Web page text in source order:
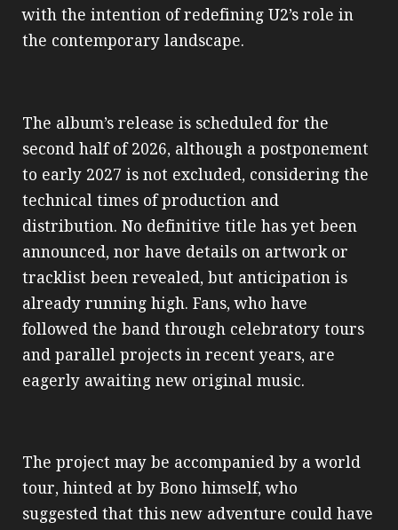
with the intention of redefining U2’s role in
the contemporary landscape.
The album’s release is scheduled for the
second half of 2026, although a postponement
to early 2027 is not excluded, considering the
technical times of production and
distribution. No definitive title has yet been
announced, nor have details on artwork or
tracklist been revealed, but anticipation is
already running high. Fans, who have
followed the band through celebratory tours
and parallel projects in recent years, are
eagerly awaiting new original music.
The project may be accompanied by a world
tour, hinted at by Bono himself, who
suggested that this new adventure could have